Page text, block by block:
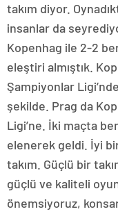
takım diyor.
insanlar da
Kopenhag ile 2-2
eleştiri almıştık.
Şampiyonlar
şekilde. Prag da
Ligi’ne. İki maçta
elenerek geldi. İyi
takım. Güçlü bir
güçlü ve kaliteli
önemsiyoruz,